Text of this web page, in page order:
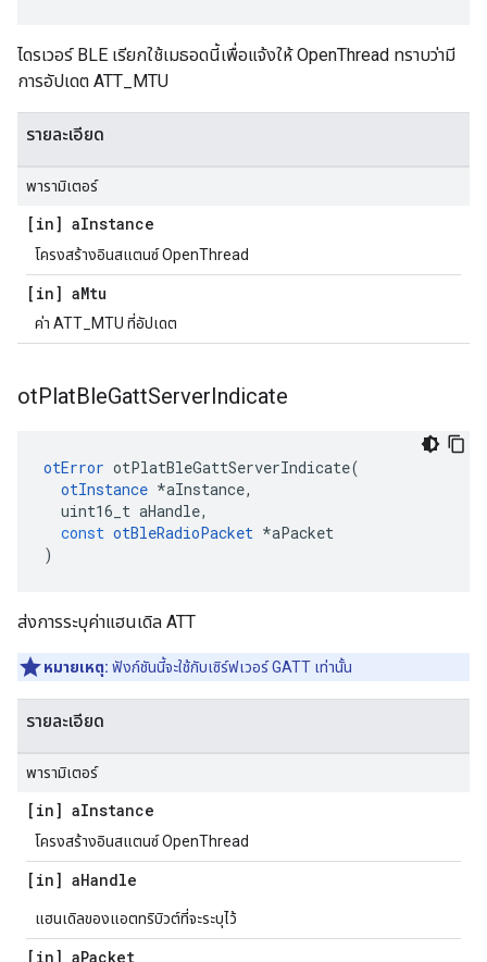
ไดรเวอร์ BLE เรียกใช้เมธอดนี้เพื่อแจ้งให้ OpenThread ทราบว่ามี
การอัปเดต ATT_MTU
รายละเอียด
พารามิเตอร์
[in] aInstance
โครงสร้างอินสแตนซ์ OpenThread
[in] aMtu
ค่า ATT_MTU ที่อัปเดต
otPlatBleGattServerIndicate
otError otPlatBleGattServerIndicate(
otInstance *aInstance,
uint16_t aHandle,
const otBleRadioPacket *aPacket
)
ส่งการระบุค่าแฮนเดิล ATT
หมายเหตุ: ฟังก์ชันนี้จะใช้กับเซิร์ฟเวอร์ GATT เท่านั้น
รายละเอียด
พารามิเตอร์
[in] aInstance
โครงสร้างอินสแตนซ์ OpenThread
[in] aHandle
แฮนเดิลของแอตทริบิวต์ที่จะระบุไว้
[in] aPacket